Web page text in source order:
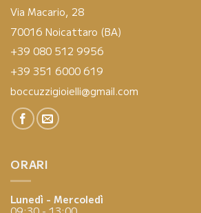
Via Macario, 28
70016 Noicattaro (BA)
+39 080 512 9956
+39 351 6000 619
boccuzzigioielli@gmail.com
ORARI
Lunedì - Mercoledì